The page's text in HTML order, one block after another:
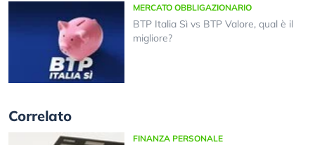
MERCATO OBBLIGAZIONARIO
BTP Italia Sì vs BTP Valore, qual è il
migliore?
Correlato
FINANZA PERSONALE